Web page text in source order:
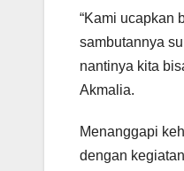
“Kami ucapkan
sambutannya
nantinya kita
Akmalia.
Menanggapi
dengan